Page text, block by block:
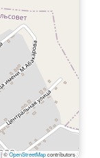
|©OpenStreetMapcontributors